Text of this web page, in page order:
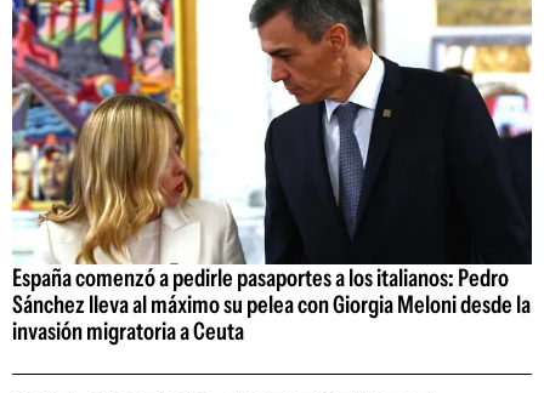
España comenzó a pedirle pasaportes a los italianos: Pedro
Sánchez lleva al máximo su pelea con Giorgia Meloni desde la
invasión migratoria a Ceuta